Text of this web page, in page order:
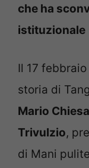
che ha
istituzionale
Il 17
storia di
Mario Chiesa
Trivulzio,
di Mani